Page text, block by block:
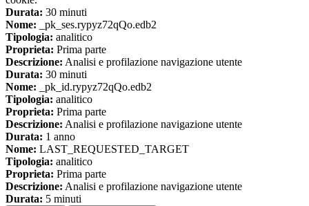
Durata: 30 minuti
Nome: _pk_ses.rypyz72qQo.edb2
Tipologia: analitico
Proprieta: Prima parte
Descrizione: Analisi e profilazione navigazione utente
Durata: 30 minuti
Nome: _pk_id.rypyz72qQo.edb2
Tipologia: analitico
Proprieta: Prima parte
Descrizione: Analisi e profilazione navigazione utente
Durata: 1 anno
Nome: LAST_REQUESTED_TARGET
Tipologia: analitico
Proprieta: Prima parte
Descrizione: Analisi e profilazione navigazione utente
Durata: 5 minuti